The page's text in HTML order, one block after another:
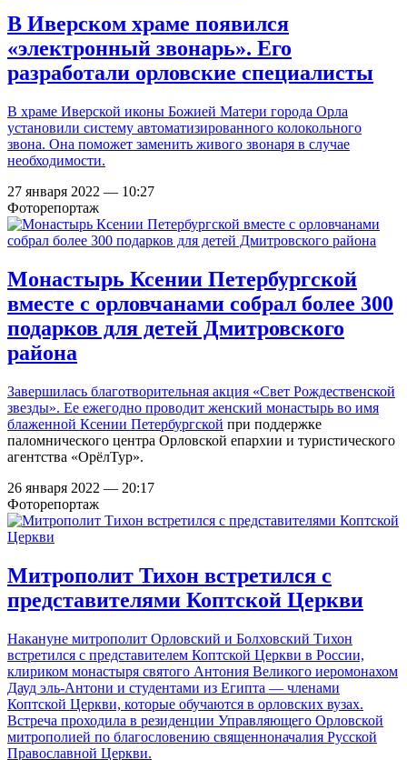
В Иверском храме появился
«электронный звонарь». Его
разработали орловские специалисты
В храме Иверской иконы Божией Матери города Орла
установили систему автоматизированного колокольного
звона. Она поможет заменить живого звонаря в случае
необходимости.
27 января 2022 — 10:27
Фоторепортаж
Монастырь Ксении Петербургской
вместе с орловчанами собрал более 300
подарков для детей Дмитровского
района
Завершилась благотворительная акция «Свет Рождественской
звезды». Ее ежегодно проводит женский монастырь во имя
блаженной Ксении Петербургской при поддержке
паломнического центра Орловской епархии и туристического
агентства «ОрёлТур».
26 января 2022 — 20:17
Фоторепортаж
Митрополит Тихон встретился с
представителями Коптской Церкви
Накануне митрополит Орловский и Болховский Тихон
встретился с представителем Коптской Церкви в России,
клириком монастыря святого Антония Великого иеромонахом
Дауд эль-Антони и студентами из Египта — членами
Коптской Церкви, которые обучаются в орловских вузах.
Встреча проходила в резиденции Управляющего Орловской
митрополией по благословению священноначалия Русской
Православной Церкви.